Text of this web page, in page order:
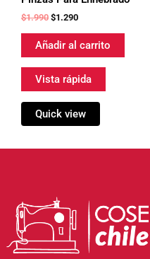
$1.990 $1.290
Añadir al carrito
Vista rápida
Quick view